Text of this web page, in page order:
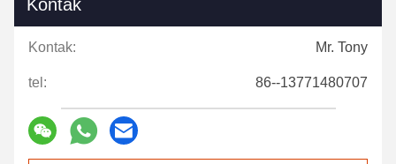
Kontak
Kontak: Mr. Tony
tel: 86--13771480707